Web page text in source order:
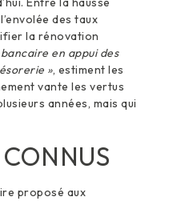
des taux
la rénovation
en appui des
», estiment les
vante les vertus
années, mais qui
proposé aux